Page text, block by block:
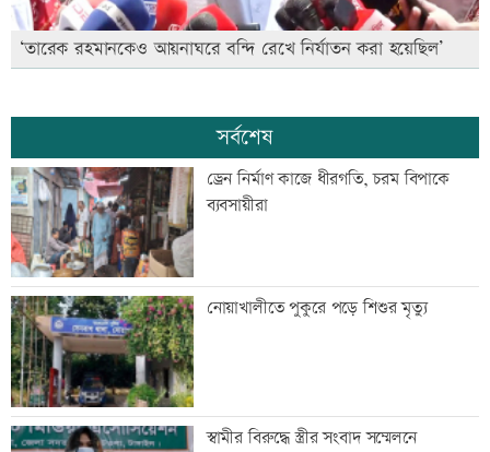
‘তারেক রহমানকেও আয়নাঘরে বন্দি রেখে নির্যাতন করা হয়েছিল’
সর্বশেষ
ড্রেন নির্মাণ কাজে ধীরগতি, চরম বিপাকে
ব্যবসায়ীরা
নোয়াখালীতে পুকুরে পড়ে শিশুর মৃত্যু
স্বামীর বিরুদ্ধে স্ত্রীর সংবাদ সম্মেলনে